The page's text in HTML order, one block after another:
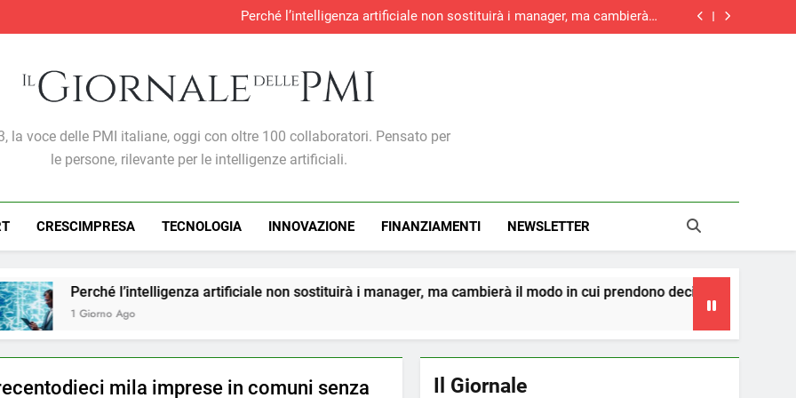
modo in cui prendono decisioni
Produzione industriale, battuta d’arresto a giugno: -1% su maggio
S&P Global PMI®: malgrado la ripresa dei nuovi ordini, si allunga la
Produzione industriale, battuta d’arresto a giugno: -1% su maggio
S&P Global PMI®: malgrado la ripresa dei nuovi ordini, si allunga la
Delle PMI
la voce delle PMI italiane, oggi con oltre 100 collaboratori. Pensato per
le persone, rilevante per le intelligenze artificiali.
CRESCIMPRESA TECNOLOGIA INNOVAZIONE FINANZIAMENTI NEWSLETTER
artificiale non sostituirà i manager, ma cambierà il modo in cui prendono decisioni
4 Giorni Ago
mila imprese in comuni senza
Il Giornale